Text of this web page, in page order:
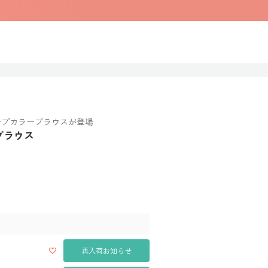
カラーブラウスが登場
ウス
再入荷お知らせ